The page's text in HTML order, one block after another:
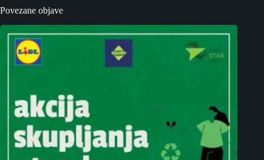
Povezane objave